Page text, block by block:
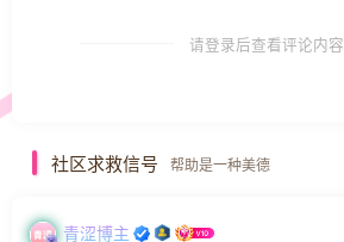
请登录后查看评论内容
社区求救信号 帮助是一种美德
青涩博主